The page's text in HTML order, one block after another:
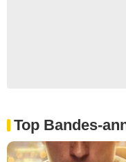
Top Bandes-